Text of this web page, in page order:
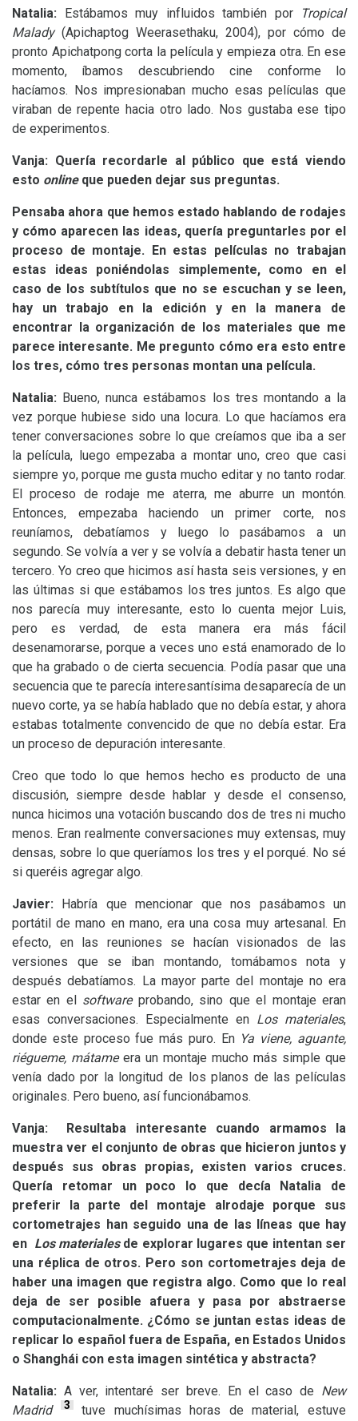
Natalia: Estábamos muy influidos también por
Tropical
Malady(Apichaptog Weerasethaku, 2004), por cómo de
pronto Apichatpong corta la película y empieza otra. En ese
momento, íbamos descubriendo cine conforme lo
hacíamos. Nos impresionaban mucho esas películas que
viraban de repente hacia otro lado. Nos gustaba ese tipo
de experimentos.
Vanja: Quería recordarle al público que está viendo
esto online que pueden dejar sus preguntas.
Pensaba ahora que hemos estado hablando de rodajes
y cómo aparecen las ideas, quería preguntarles por el
proceso de montaje. En estas películas no trabajan
estas ideas poniéndolas simplemente, como en el
caso de los subtítulos que no se escuchan y se leen,
hay un trabajo en la edición y en la manera de
encontrar la organización de los materiales que me
parece interesante. Me pregunto cómo era esto entre
los tres, cómo tres personas montan una película.
Natalia: Bueno, nunca estábamos los tres montando a la
vez porque hubiese sido una locura. Lo que hacíamos era
tener conversaciones sobre lo que creíamos que iba a ser
la película, luego empezaba a montar uno, creo que casi
siempre yo, porque me gusta mucho editar y no tanto rodar.
El proceso de rodaje me aterra, me aburre un montón.
Entonces, empezaba haciendo un primer corte, nos
reuníamos, debatíamos y luego lo pasábamos a un
segundo. Se volvía a ver y se volvía a debatir hasta tener un
tercero. Yo creo que hicimos así hasta seis versiones, y en
las últimas si que estábamos los tres juntos. Es algo que
nos parecía muy interesante, esto lo cuenta mejor Luis,
pero es verdad, de esta manera era más fácil
desenamorarse, porque a veces uno está enamorado de lo
que ha grabado o de cierta secuencia. Podía pasar que una
secuencia que te parecía interesantísima desaparecía de un
nuevo corte, ya se había hablado que no debía estar, y ahora
estabas totalmente convencido de que no debía estar. Era
un proceso de depuración interesante.
Creo que todo lo que hemos hecho es producto de una
discusión, siempre desde hablar y desde el consenso,
nunca hicimos una votación buscando dos de tres ni mucho
menos. Eran realmente conversaciones muy extensas, muy
densas, sobre lo que queríamos los tres y el porqué. No sé
si queréis agregar algo.
Javier: Habría que mencionar que nos pasábamos un
portátil de mano en mano, era una cosa muy artesanal. En
efecto, en las reuniones se hacían visionados de las
versiones que se iban montando, tomábamos nota y
después debatíamos. La mayor parte del montaje no era
estar en el software probando, sino que el montaje eran
esas conversaciones. Especialmente en Los materiales,
donde este proceso fue más puro. En Ya viene, aguante,
riégueme, mátame era un montaje mucho más simple que
venía dado por la longitud de los planos de las películas
originales. Pero bueno, así funcionábamos.
Vanja: Resultaba interesante cuando armamos la
muestra ver el conjunto de obras que hicieron juntos y
después sus obras propias, existen varios cruces.
Quería retomar un poco lo que decía Natalia de
preferir la parte del montaje alrodaje porque sus
cortometrajes han seguido una de las líneas que hay
en Los materialesde explorar lugares que intentan ser
una réplica de otros. Pero son cortometrajes deja de
haber una imagen que registra algo. Como que lo real
deja de ser posible afuera y pasa por abstraerse
computacionalmente. ¿Cómo se juntan estas ideas de
replicar lo español fuera de España, en Estados Unidos
o Shanghái con esta imagen sintética y abstracta?
Natalia: A ver, intentaré ser breve. En el caso de New
Madrid
3 tuve muchísimas horas de material, estuve